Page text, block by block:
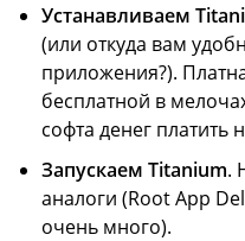
Устанавливаем
(или откуда вам
приложения?).
бесплатной в
софта денег платить
Запускаем Titanium.
аналоги (Root App
очень много).